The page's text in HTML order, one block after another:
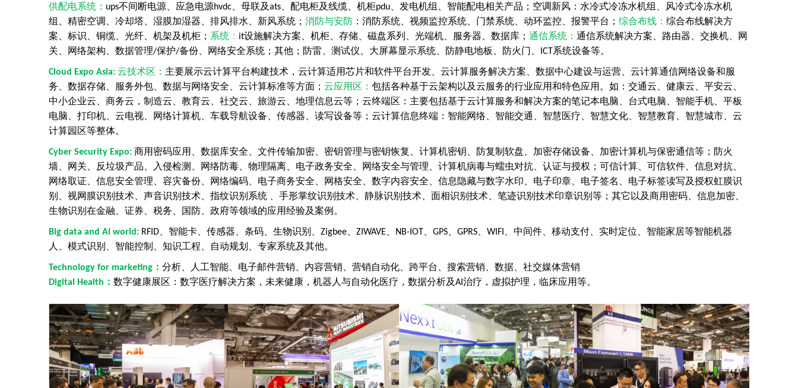
供配电系统 ： ups不间断电源、应急电源hvdc 、母联及ats 、配电柜及线缆、机柜pdu 、发电机组、智能配电相关产品； 空调新风 ： 水冷式冷冻水机组、风冷式冷冻水机
组、精密空调、冷却塔、湿膜加湿器、排风排水、新风系统； 消防与安防 ： 消防系统、视频监控系统、门禁系统、动环监控、报警平台； 综合布线 ： 综合布线解决方
案、标识、铜缆、光纤、机架及机柜； 系统 ： it设施解决方案、机柜、存储 磁盘系列、光端机、服务器、数据库； 通信系统 ： 通信系统解决方案、路由器、交换机、网
关、网络架构、数据管理/保护/备份、网络安全系统； 其他 ； 防雷、测试仪、大屏幕显示系统、防静电地板、防火门 ICT系统设备等。
Cloud Expo Asia: 云技术区 ： 主要展示云计算平台构建技术，云计算适用芯片和软件平台开发、云计算服务解决方案、数据中心建设与运营、云计算通信网络设备和服
务、数据存储、服务外包、数据与网络安全、云计算标准等方面 ； 云应用区 ： 包括各种基于云架构以及云服务的行业应用和特色应用。如：交通云、健康云、平安云、
中小企业云、商务云，制造云、教育云、社交云、旅游云、地理信息云等 ； 云终端区 ： 主要包括基于云计算服务和解决方案的笔记本电脑、台式电脑、智能手机、平板
电脑、打印机、云电视、网络计算机、车载导航设备、传感器、读写设备等 ； 云计算信息终端 ： 智能网络
智能交通、智慧医疗、智慧文化、智慧教育、智慧城市、云
计算园区等整体。
Cyber Security Expo: 商用密码应用、数据库安全、文件传输加密、密钥管理与密钥恢复、计算机密钥 防复制软盘、加密存储设备、加密计算机与保密通信等 ； 防火
墙、网关、反垃圾产品、入侵检测、网络防毒、物理隔离、电子政务安全、网络安全与管理、计算机病毒与蠕虫对抗、认证与授权 ； 可信计算、可信软件、信息对抗、
网络取证、信息安全管理、容灾备份、网络编码、电子商务安全、网格安全、数字内容安全、信息隐藏与数字水印、电子印章、电子签名、电子标签读写及授权虹膜识
别、视网膜识别技术、声音识别技术、指纹识别系统
、手形掌纹识别技术、静脉识别技术、面相识别技术、笔迹识别技术印章识别等 ； 其它以及商用密码、信息加密、
生物识别在金融、证券、税务、国防、政府等领域的应用经验及案例 。
Big data and AI world : RFID 、智能卡、传感器、条码、生物识别、 Zigbee ZIWAVE NB-IOT GPS GPRS WIFI
、中间件、移动支付、实时定位、智能家居等智能机器
人、模式识别、智能控制、知识工程、自动规划、专家系统及其他。
Technology for marketing ： 分析、人工智能、电子邮件营销、内容营销、营销自动化、跨平台、搜索营销、数据、社交媒体营销
Digital Health ： 数字健康展区：数字医疗解决方案，未来健康，机器人与自动化医疗，数据分析及AI 治疗，虚拟护理，临床应用等。